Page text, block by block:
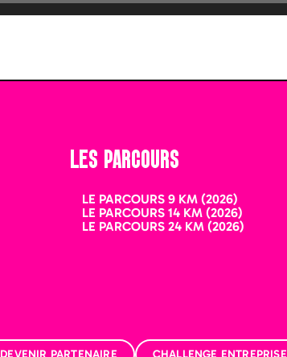
LES PARCOURS
LE PARCOURS 9 KM (2026)
LE PARCOURS 14 KM (2026)
LE PARCOURS 24 KM (2026)
DEVENIR PARTENAIRE CHALLENGE ENTREPRISE